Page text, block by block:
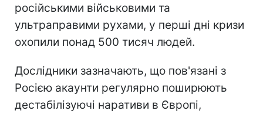
російськими військовими та
ультраправими рухами, у перші дні кризи
охопили понад 500 тисяч людей.
Дослідники зазначають, що пов'язані з
Росією акаунти регулярно поширюють
дестабілізуючі наративи в Європі,